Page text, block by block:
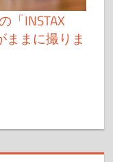
「INSTAX
ままに撮りま